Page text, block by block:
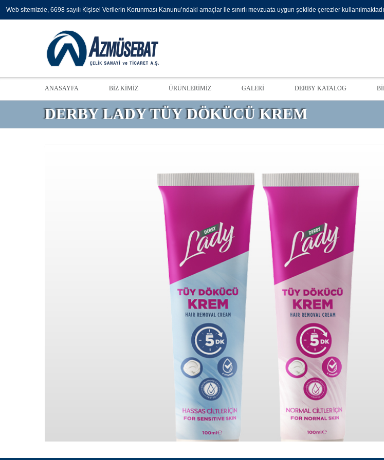
Web sitemizde, 6698 sayılı Kişisel Verilerin Korunması Kanunu’ndaki amaçlar ile sınırlı mevzuata uygun şekilde çerezler
ANASAYFA BİZ KİMİZ ÜRÜNLERİMİZ GALERİ DERBY KATALOG
DERBY LADY TÜY DÖKÜCÜ KREM